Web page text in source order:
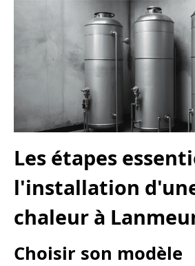
Les étapes
l'installation
chaleur à
Choisir son modèle